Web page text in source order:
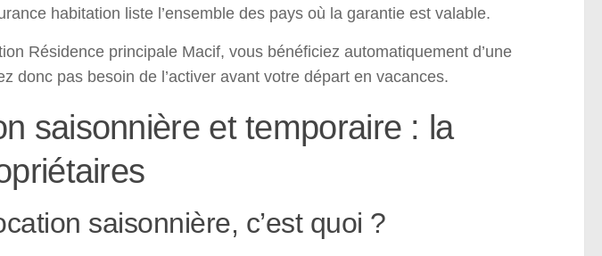
habitation liste l’ensemble des pays où la garantie est valable.
Résidence principale Macif, vous bénéficiez automatiquement d’une
donc pas besoin de l’activer avant votre départ en vacances.
saisonnière et temporaire : la
saisonnière, c’est quoi ?